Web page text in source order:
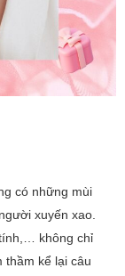
có những mùi
xuyến xao.
không chỉ
thầm kể lại câu